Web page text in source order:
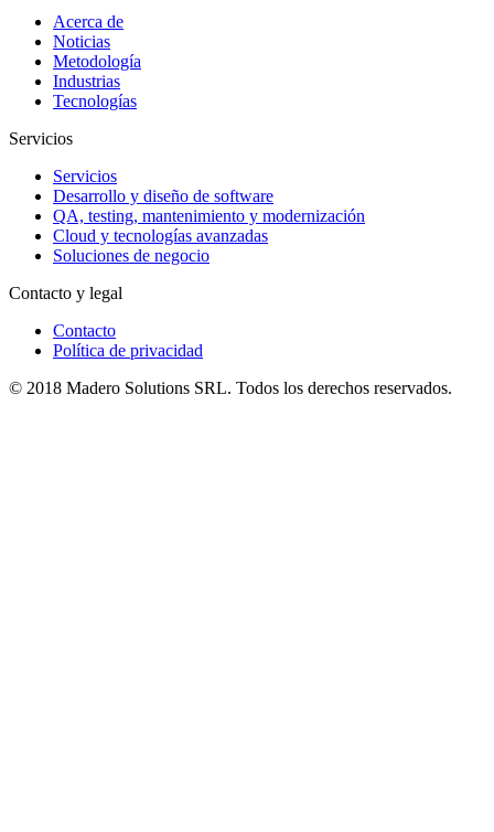
Acerca de
Noticias
Metodología
Industrias
Tecnologías
Servicios
Servicios
Desarrollo y diseño de software
QA, testing, mantenimiento y modernización
Cloud y tecnologías avanzadas
Soluciones de negocio
Contacto y legal
Contacto
Política de privacidad
© 2018 Madero Solutions SRL. Todos los derechos reservados.